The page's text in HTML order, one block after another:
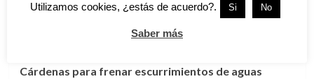
Más historias
Cárdenas para frenar escurrimientos de aguas
Utilizamos cookies, ¿estás de acuerdo?. Si No
Saber más